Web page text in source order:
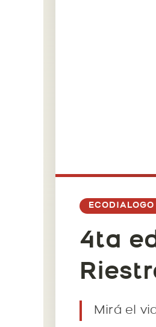
ECODIALOGO
4ta
Mirá el